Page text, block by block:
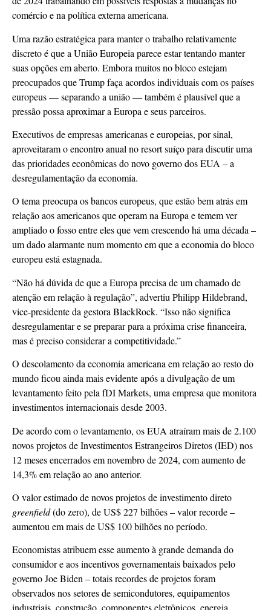
comércio e na política externa americana.
Uma razão estratégica para manter o trabalho relativamente
discreto é que a União Europeia parece estar tentando manter
suas opções em aberto. Embora muitos no bloco estejam
preocupados que Trump faça acordos individuais com os países
europeus — separando a união — também é plausível que a
pressão possa aproximar a Europa e seus parceiros.
Executivos de empresas americanas e europeias, por sinal,
aproveitaram o encontro anual no resort suíço para discutir uma
das prioridades econômicas do novo governo dos EUA – a
desregulamentação da economia.
O tema preocupa os bancos europeus, que estão bem atrás em
relação aos americanos que operam na Europa e temem ver
ampliado o fosso entre eles que vem crescendo há uma década –
um dado alarmante num momento em que a economia do bloco
europeu está estagnada.
“Não há dúvida de que a Europa precisa de um chamado de
atenção em relação à regulação”, advertiu Philipp Hildebrand,
vice-presidente da gestora BlackRock. “Isso não significa
desregulamentar e se preparar para a próxima crise financeira,
mas é preciso considerar a competitividade.”
O descolamento da economia americana em relação ao resto do
mundo ficou ainda mais evidente após a divulgação de um
levantamento feito pela fDI Markets, uma empresa que monitora
investimentos internacionais desde 2003.
De acordo com o levantamento, os EUA atraíram mais de 2.100
novos projetos de Investimentos Estrangeiros Diretos (IED) nos
12 meses encerrados em novembro de 2024, com aumento de
14,3% em relação ao ano anterior.
O valor estimado de novos projetos de investimento direto
greenfield(do zero), de US$ 227 bilhões – valor recorde –
aumentou em mais de US$ 100 bilhões no período.
Economistas atribuem esse aumento à grande demanda do
consumidor e aos incentivos governamentais baixados pelo
governo Joe Biden – totais recordes de projetos foram
observados nos setores de semicondutores, equipamentos